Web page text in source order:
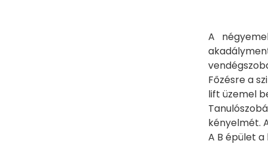
A
Főzésre a
lift üzemel
kényelmét.
A B épület